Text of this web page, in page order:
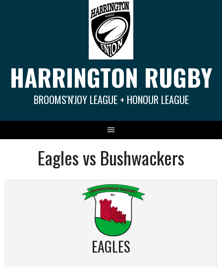
HARRINGTON RUGBY
BROOMS'N'JOY LEAGUE + HONOUR LEAGUE
Eagles vs Bushwackers
EAGLES